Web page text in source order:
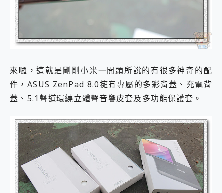
來囉，這就是剛剛小米一開頭所說的有很多神奇的配
件，ASUS ZenPad 8.0擁有專屬的多彩背蓋、充電背
蓋、5.1聲道環繞立體聲音響皮套及多功能保護套。